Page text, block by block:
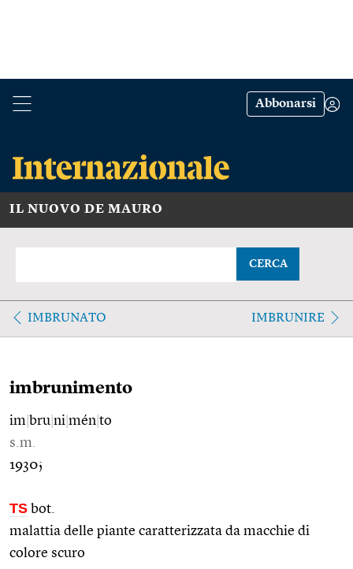
Abbonarsi
IL NUOVO DE MAURO
CERCA
IMBRUNATO IMBRUNIRE
imbrunimento
im bru ni mén to
s.m.
1930;
TS bot.
malattia delle piante caratterizzata da macchie di
colore scuro